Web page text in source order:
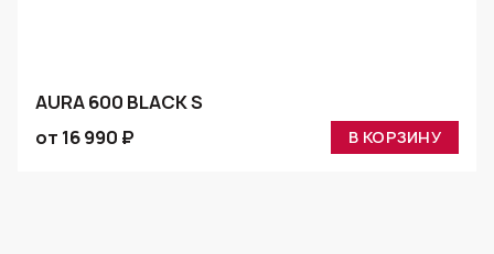
AURA 600 BLACK S
от 16 990 ₽
В КОРЗИНУ